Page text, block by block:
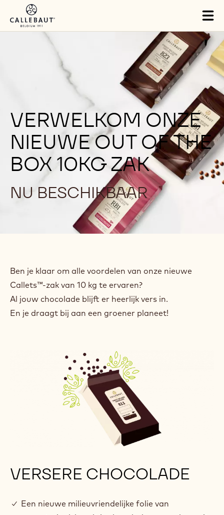
Skip to main content
VERWELKOM ONZE
NIEUWE OUT OF THE
BOX 10KG ZAK
NU BESCHIKBAAR
Ben je klaar om alle voordelen van onze nieuwe
Callets™-zak van 10 kg te ervaren?
Al jouw chocolade blijft er heerlijk vers in.
En je draagt bij aan een groener planeet!
VERSERE CHOCOLADE
✓ Een nieuwe milieuvriendelijke folie van